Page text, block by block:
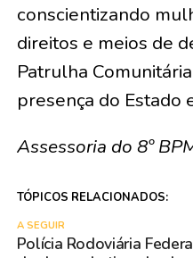
conscientizando
direitos e meios de
Patrulha
presença do Estado
Assessoria do 8º
TÓPICOS RELACIONADOS:
A SEGUIR
Polícia Rodoviária